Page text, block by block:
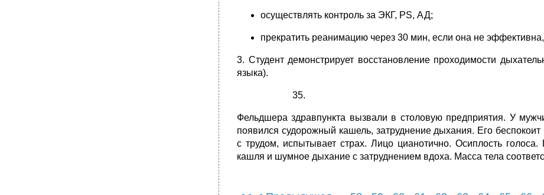
осуществлять контроль за ЭКГ, PS, АД;
прекратить реанимацию через 30 мин, если она не эффективна,
3. Студент демонстрирует восстановление проходимости
языка).
Фельдшера здравпункта вызвали в столовую предприятия. У
появился судорожный кашель, затруднение дыхания. Его
с трудом, испытывает страх. Лицо цианотично. Осиплость
кашля и шумное дыхание с затруднением вдоха. Масса тела